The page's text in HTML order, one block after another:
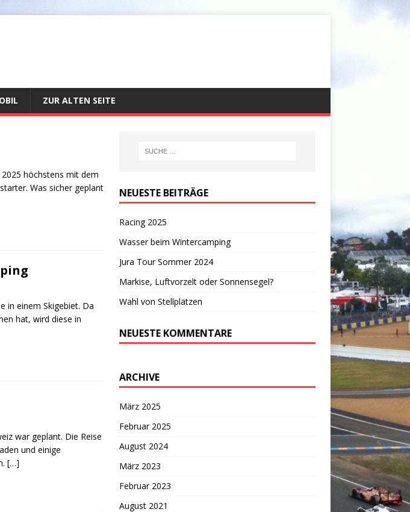
ZUR ALTEN SEITE
höchstens mit dem
Was sicher geplant
in einem Skigebiet. Da
hat, wird diese in
war geplant. Die Reise
und einige
[…]
NEUESTE BEITRÄGE
Racing 2025
Wasser beim Wintercamping
Jura Tour Sommer 2024
Markise, Luftvorzelt oder Sonnensegel?
Wahl von Stellplätzen
NEUESTE KOMMENTARE
ARCHIVE
März 2025
Februar 2025
August 2024
März 2023
Februar 2023
August 2021